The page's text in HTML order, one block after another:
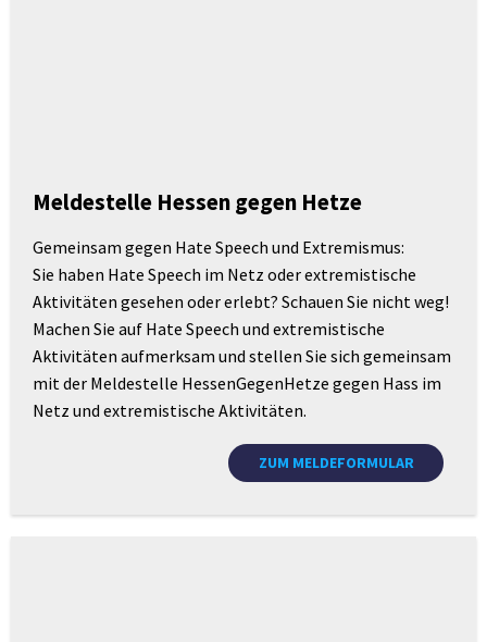
Meldestelle Hessen gegen Hetze
Gemeinsam gegen Hate Speech und Extremismus:
Sie haben Hate Speech im Netz oder extremistische
Aktivitäten gesehen oder erlebt? Schauen Sie nicht weg!
Machen Sie auf Hate Speech und extremistische
Aktivitäten aufmerksam und stellen Sie sich gemeinsam
mit der Meldestelle HessenGegenHetze gegen Hass im
Netz und extremistische Aktivitäten.
ZUM MELDEFORMULAR